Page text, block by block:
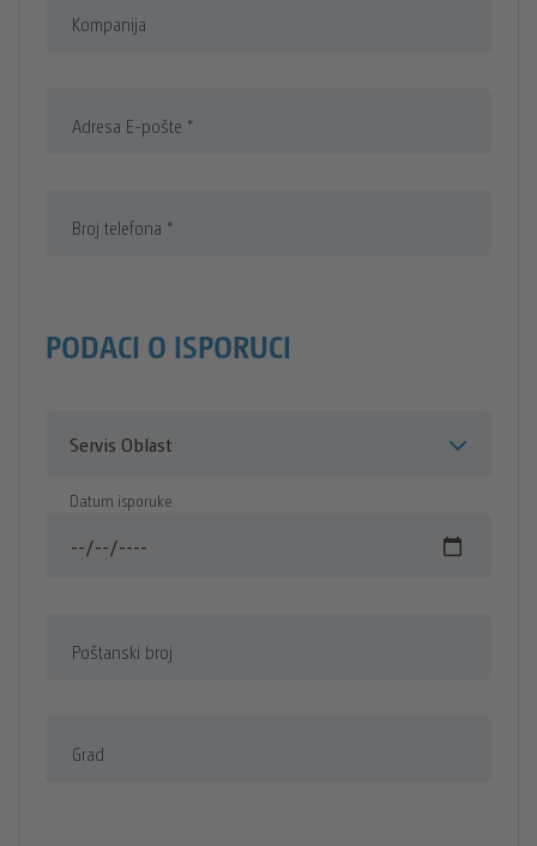
Kompanija
Adresa E-pošte *
Broj telefona *
PODACI O ISPORUCI
Servis oblast
Datum isporuke
Poštanski broj
Grad